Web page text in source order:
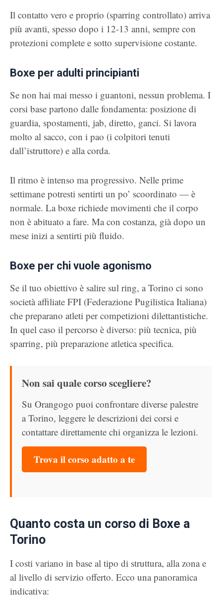
Il contatto vero e proprio (sparring controllato) arriva
più avanti, spesso dopo i 12-13 anni, sempre con
protezioni complete e sotto supervisione costante.
Boxe per adulti principianti
Se non hai mai messo i guantoni, nessun problema. I
corsi base partono dalle fondamenta: posizione di
guardia, spostamenti, jab, diretto, ganci. Si lavora
molto al sacco, con i pao (i colpitori tenuti
dall’istruttore) e alla corda.
Il ritmo è intenso ma progressivo. Nelle prime
settimane potresti sentirti un po’ scoordinato — è
normale. La boxe richiede movimenti che il corpo
non è abituato a fare. Ma con costanza, già dopo un
mese inizi a sentirti più fluido.
Boxe per chi vuole agonismo
Se il tuo obiettivo è salire sul ring, a Torino ci sono
società affiliate FPI (Federazione Pugilistica Italiana)
che preparano atleti per competizioni dilettantistiche.
In quel caso il percorso è diverso: più tecnica, più
sparring, più preparazione atletica specifica.
Non sai quale corso scegliere?
Su Orangogo puoi confrontare diverse palestre
a Torino, leggere le descrizioni dei corsi e
contattare direttamente chi organizza le lezioni.
Trova il corso adatto a te
Quanto costa un corso di Boxe a
Torino
I costi variano in base al tipo di struttura, alla zona e
al livello di servizio offerto. Ecco una panoramica
indicativa: